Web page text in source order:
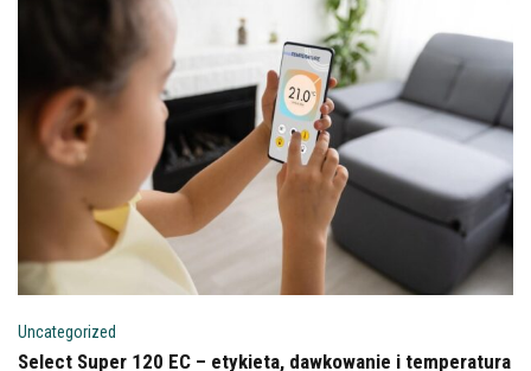
Uncategorized
Select Super 120 EC – etykieta, dawkowanie i temperatura